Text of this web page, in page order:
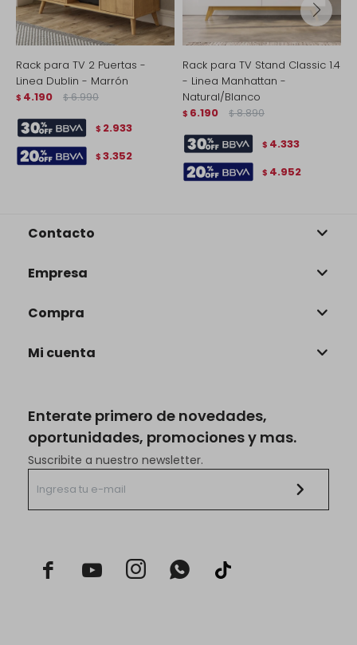
Rack para TV 2 Puertas -
Linea Dublin - Marrón
$ 4.190 $ 6.990
$ 2.933
$ 3.352
Rack para TV Stand Classic 1.4
- Linea Manhattan -
Natural/Blanco
$ 6.190 $ 8.890
$ 4.333
$ 4.952
Enterate primero de novedades,
oportunidades, promociones y mas.
Suscribite a nuestro newsletter.
  
Contacto
Empresa
Compra
Mi cuenta